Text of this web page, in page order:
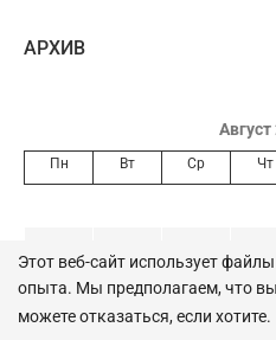
AРХИВ
Август
Пн Вт Ср Чт
10
11 12 13
Этот веб-сайт использует
опыта. Мы предполагаем, что
можете отказаться, если хотите.